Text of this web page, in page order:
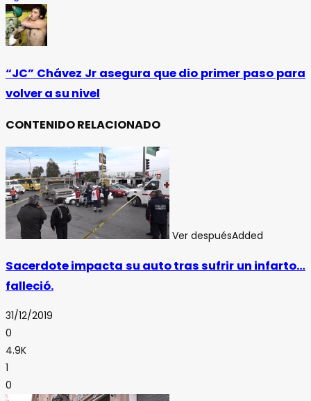
“JC” Chávez Jr asegura que dio primer paso para
volver a su nivel
CONTENIDO RELACIONADO
Ver despuésAdded
Sacerdote impacta su auto tras sufrir un infarto…
falleció.
31/12/2019
0
4.9K
1
0